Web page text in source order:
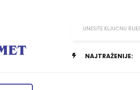
UNESITE KLJUČNU
NAJTRAŽENIJE: